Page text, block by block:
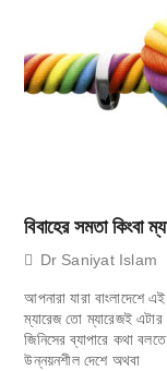
বিবাহের সমতা কিংবা
Dr Saniyat Islam
আপনারা যারা বাংলাদেশে
ম্যারেজ তো ম্যারেজই
জিনিসের ব্যাপারে কথা
উন্নয়নশীল দেশে অথবা